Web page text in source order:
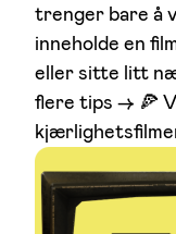
trenger bare å
inneholde en
eller sitte litt
flere tips –> 🍕